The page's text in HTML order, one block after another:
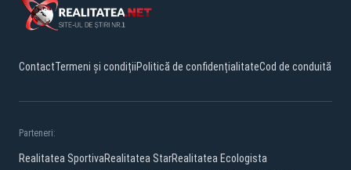
ContactTermeni și condițiiPolitică de confidențialitateCod de conduită
Parteneri:
Realitatea SportivaRealitatea StarRealitatea Ecologista